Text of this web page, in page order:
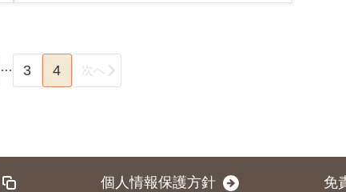
… 3 4 次へ
個人情報保護方針 免